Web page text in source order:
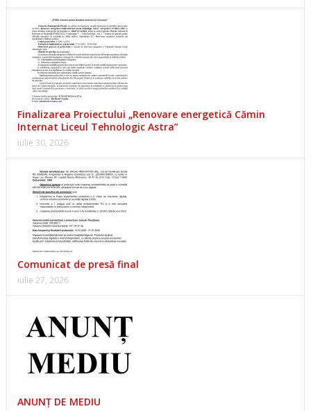
Finalizarea Proiectului „Renovare energetică Cămin
Internat Liceul Tehnologic Astra”
iulie 30, 2026
Comunicat de presă final
iulie 27, 2026
ANUNŢ DE MEDIU